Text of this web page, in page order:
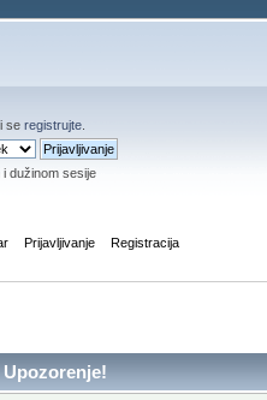
se registrujte
dužinom sesije
Prijavljivanje Registracija
Upozorenje!